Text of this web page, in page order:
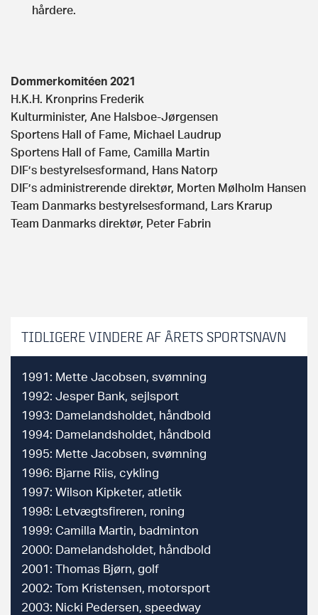
hårdere.
Dommerkomitéen 2021
H.K.H. Kronprins Frederik
Kulturminister, Ane Halsboe-Jørgensen
Sportens Hall of Fame, Michael Laudrup
Sportens Hall of Fame, Camilla Martin
DIF’s bestyrelsesformand, Hans Natorp
DIF’s administrerende direktør, Morten Mølholm Hansen
Team Danmarks bestyrelsesformand, Lars Krarup
Team Danmarks direktør, Peter Fabrin
TIDLIGERE VINDERE AF ÅRETS SPORTSNAVN
1991: Mette Jacobsen, svømning
1992: Jesper Bank, sejlsport
1993: Damelandsholdet, håndbold
1994: Damelandsholdet, håndbold
1995: Mette Jacobsen, svømning
1996: Bjarne Riis, cykling
1997: Wilson Kipketer, atletik
1998: Letvægtsfireren, roning
1999: Camilla Martin, badminton
2000: Damelandsholdet, håndbold
2001: Thomas Bjørn, golf
2002: Tom Kristensen, motorsport
2003: Nicki Pedersen, speedway